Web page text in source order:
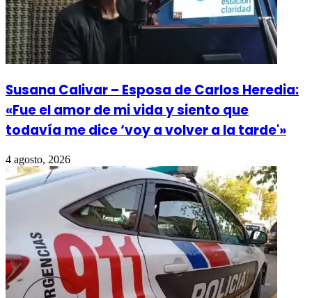
Susana Calivar – Esposa de Carlos Heredia:
«Fue el amor de mi vida y siento que
todavía me dice ‘voy a volver a la tarde'»
4 agosto, 2026